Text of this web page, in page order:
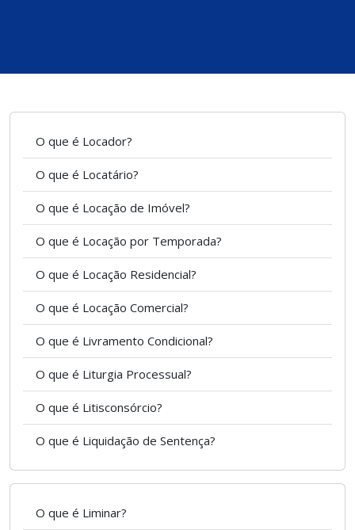
O que é Locador?
O que é Locatário?
O que é Locação de Imóvel?
O que é Locação por Temporada?
O que é Locação Residencial?
O que é Locação Comercial?
O que é Livramento Condicional?
O que é Liturgia Processual?
O que é Litisconsórcio?
O que é Liquidação de Sentença?
O que é Liminar?